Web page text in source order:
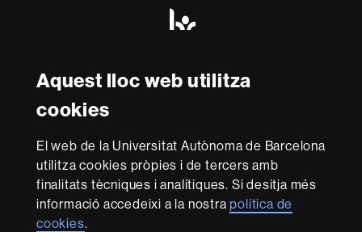
Aquest lloc web utilitza
cookies
El web de la Universitat Autònoma de Barcelona
utilitza cookies pròpies i de tercers amb
finalitats tècniques i analítiques. Si desitja més
informació accedeixi a la nostrapolítica de
cookies.
-
Euraxess
Amb el finançament de
Sobre
aquest
web
Avís legal Protecció de dades Sobre el
web
Mapa del web UAB